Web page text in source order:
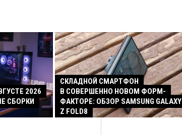
2026
СБОРКИ
СКЛАДНОЙ СМАРТФОН
В СОВЕРШЕННО НОВОМ ФОРМ-
ФАКТОРЕ: ОБЗОР SAMSUNG GALAXY
Z FOLD8